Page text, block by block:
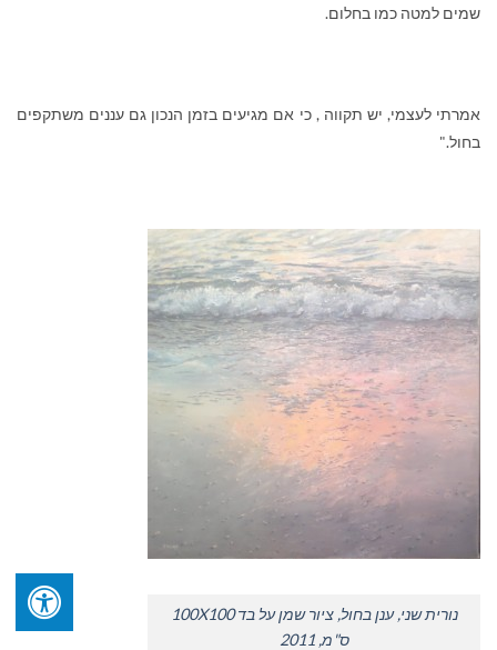
שמים למטה כמו בחלום.
אמרתי לעצמי, יש תקווה , כי אם מגיעים בזמן הנכון גם עננים משתקפים
בחול."
נורית שני, ענן בחול, ציור שמן על בד 100X100
ס"מ, 2011